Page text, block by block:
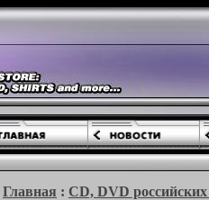
Главная : CD, DVD